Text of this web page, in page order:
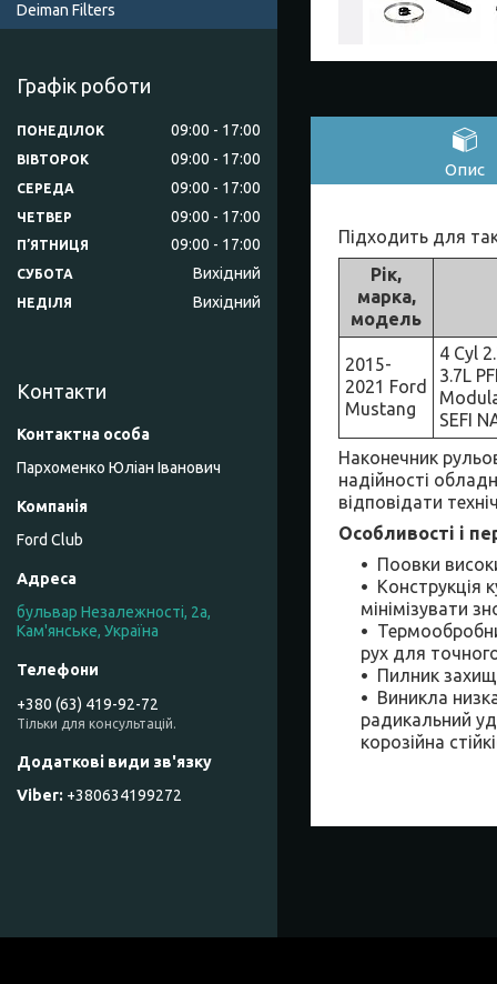
Опис
Підходить для
Рік,
марка,
модель
2015-
2021 Ford
Mustang
4 Cyl
3.7L
SEFI
Наконечник
надійності
відповідати
Особливості і
Поовки
Конструкція
мінімізувати
рух для
Пилник
Виникла
радикальний
корозійна
Deiman Filters
Графік роботи
ПОНЕДІЛОК 09:00 17:00
ВІВТОРОК 09:00 17:00
СЕРЕДА 09:00 17:00
ЧЕТВЕР 09:00 17:00
ПʼЯТНИЦЯ 09:00 17:00
СУБОТА Вихідний
НЕДІЛЯ Вихідний
Контакти
Пархоменко Юліан Іванович
Ford Club
бульвар Незалежності, 2а,
Кам'янське, Україна
+380 (63) 419-92-72
Тільки для консультацій.
+380634199272